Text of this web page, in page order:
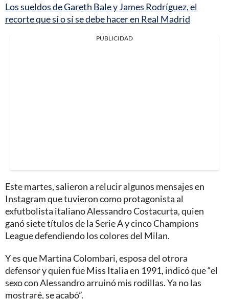
Los sueldos de Gareth Bale y James Rodríguez, el
recorte que sí o sí se debe hacer en Real Madrid
PUBLICIDAD
Este martes, salieron a relucir algunos mensajes en
Instagram que tuvieron como protagonista al
exfutbolista italiano Alessandro Costacurta, quien
ganó siete títulos de la Serie A y cinco Champions
League defendiendo los colores del Milan.
Y es que Martina Colombari, esposa del otrora
defensor y quien fue Miss Italia en 1991, indicó que “el
sexo con Alessandro arruinó mis rodillas. Ya no las
mostraré, se acabó”.